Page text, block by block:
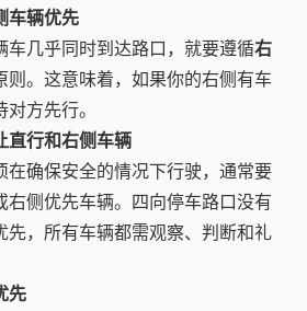
车辆优先
车几乎同时到达路口，就要遵循右
则。这意味着，如果你的右侧有车
方先行。
直行和右侧车辆
在确保安全的情况下行驶，通常要
右侧优先车辆。四向停车路口没有
先，所有车辆都需观察、判断和礼
先